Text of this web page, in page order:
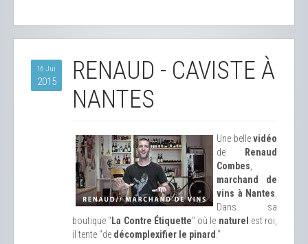
16 Jui
2015
RENAUD - CAVISTE À
NANTES
Une bellevidéo
de Renaud
Combes
marchand de
vins à Nantes
Dans sa
boutique " La Contre Étiquette" où le naturel est roi,
il tente "de décomplexifier le pinard ."